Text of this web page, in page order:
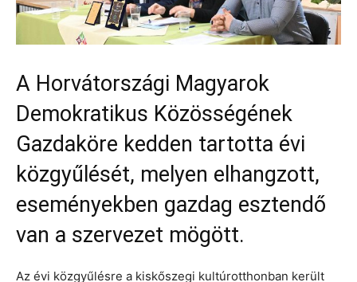
A Horvátországi Magyarok
Demokratikus Közösségének
Gazdaköre kedden tartotta évi
közgyűlését, melyen elhangzott,
eseményekben gazdag esztendő
van a szervezet mögött.
Az évi közgyűlésre a kiskőszegi kultúrotthonban került